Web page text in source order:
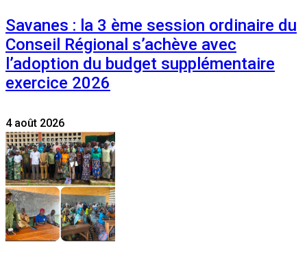
Savanes : la 3 ème session ordinaire du
Conseil Régional s’achève avec
l’adoption du budget supplémentaire
exercice 2026
4 août 2026